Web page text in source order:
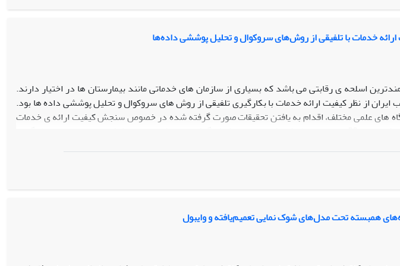
کمی، برای نخستین‌بار به سنجش کیفیت ایران با مدل آنتروپی شانون و ترکیب چندبعدی پرداخته است.
خدمات با تلفیقی از روش‌های سروکوال و تحلیل پوششی داده‌ها
اسلحه ی رقابتی می باشد که بسیاری از سازمان های خدماتی مانند بیمارستان ها در اختیار دارند.
از نظر کیفیت ارائه خدمات با بکارگیری تلفیقی از روش های سروکوال و تحلیل پوششی داده ها بود.
های علمی مختلف، اقدام به یافتن تحقیقات صورت گرفته شده در خصوص سنجش کیفیت ارائه ی خدمات
و با در نظر گیری بیمارستان ها به عنوان واحدهای تصمیم گیری به وسیله نرم افزار
کل بیمارستان ها 796/0 محاسبه شد. نمرات محاسبه شده توسط تحلیل پوششی داده ها نشان داد به طور میانگین امکان افزایش 4/20 درصد در کیفیت خدمات